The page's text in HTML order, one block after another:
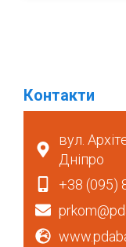
Контакти
вул.
Дніпро
+38 (095)